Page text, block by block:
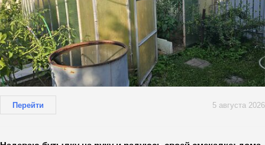
Перейти 5 августа 2026